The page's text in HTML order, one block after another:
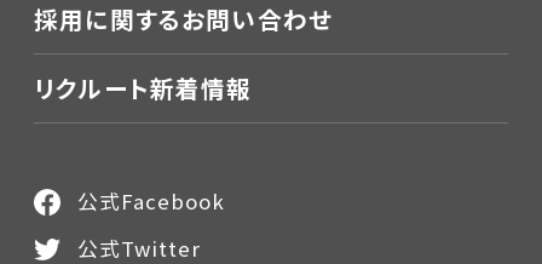
採用に関するお問い合わせ
リクルート新着情報
公式Facebook
公式Twitter